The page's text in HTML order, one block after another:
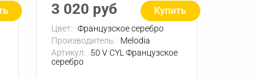
3 020 руб Купить
Цвет: Французское серебро
Производитель:
Melodia
Артикул:
50 V СYL Французское
серебро